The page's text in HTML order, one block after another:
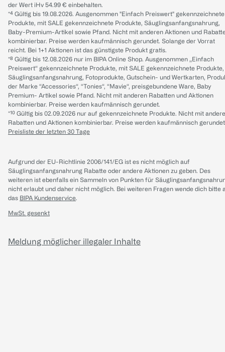
der Wert iHv 54.99 € einbehalten.
*⁴ Gültig bis 19.08.2026. Ausgenommen "Einfach Preiswert" gekennzeichnete
Produkte, mit SALE gekennzeichnete Produkte, Säuglingsanfangsnahrung,
Baby-Premium-Artikel sowie Pfand. Nicht mit anderen Aktionen und
kombinierbar. Preise werden kaufmännisch gerundet. Solange der Vorrat
reicht. Bei 1+1 Aktionen ist das günstigste Produkt gratis.
*⁸ Gültig bis 12.08.2026 nur im BIPA Online Shop. Ausgenommen „Einfach
Preiswert“ gekennzeichnete Produkte, mit SALE gekennzeichnete Produkte,
Säuglingsanfangsnahrung, Fotoprodukte, Gutschein- und Wertkarten,
der Marke “Accessories“, “Tonies“, “Mavie“, preisgebundene Ware, Baby
Premium- Artikel sowie Pfand. Nicht mit anderen Rabatten und Aktionen
kombinierbar. Preise werden kaufmännisch gerundet.
*¹⁰ Gültig bis 02.09.2026 nur auf gekennzeichnete Produkte. Nicht mit
Rabatten und Aktionen kombinierbar. Preise werden kaufmännisch
Preisliste der letzten 30 Tage
Aufgrund der EU-Richtlinie 2006/141/EG ist es nicht möglich auf
Säuglingsanfangsnahrung Rabatte oder andere Aktionen zu geben. Des
weiteren ist ebenfalls ein Sammeln von Punkten für
nicht erlaubt und daher nicht möglich. Bei weiteren Fragen wende dich bitte
das BIPA Kundenservice.
MwSt. gesenkt
Meldung möglicher illegaler Inhalte